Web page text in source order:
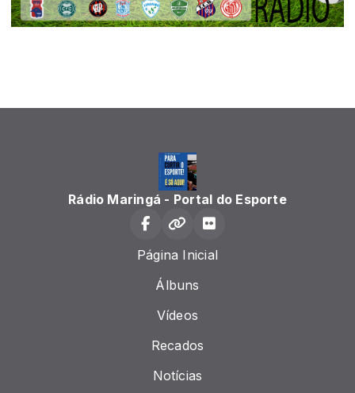
Rádio Maringá - Portal do Esporte
Página Inicial
Álbuns
Vídeos
Recados
Notícias